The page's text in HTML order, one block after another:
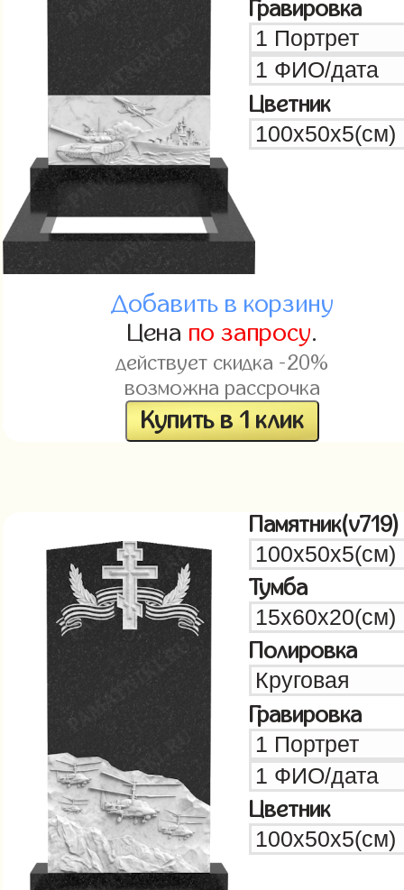
Гравировка
Цветник
Добавить в корзину
Цена по запросу.
действует скидка -20%
возможна рассрочка
Купить в 1 клик
Памятник(v719)
Тумба
Полировка
Гравировка
Цветник